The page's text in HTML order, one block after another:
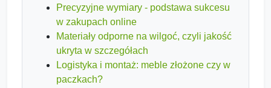
Precyzyjne wymiary - podstawa sukcesu
w zakupach online
Materiały odporne na wilgoć, czyli jakość
ukryta w szczegółach
Logistyka i montaż: meble złożone czy w
paczkach?